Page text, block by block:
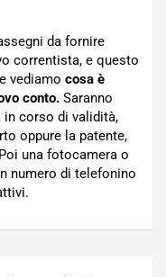
da fornire
correntista, e questo
vediamo cosa è
conto. Saranno
in corso di validità,
oppure la patente,
una fotocamera o
numero di telefonino